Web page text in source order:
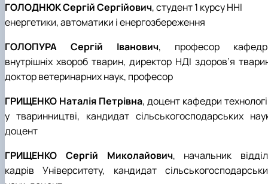
ГОЛОДНЮК Сергій Сергійович, студент 1 курсу ННІ
енергетики, автоматики і енергозбереження
ГОЛОПУРА Сергій Іванович, професор
внутрішніх хвороб тварин, директор НДІ здоров’я
доктор ветеринарних наук, професор
ГРИЩЕНКО Наталія Петрівна, доцент кафедри
у тваринництві, кандидат сільськогосподарських
доцент
ГРИЩЕНКО Сергій Миколайович, начальник
кадрів Університету, кандидат